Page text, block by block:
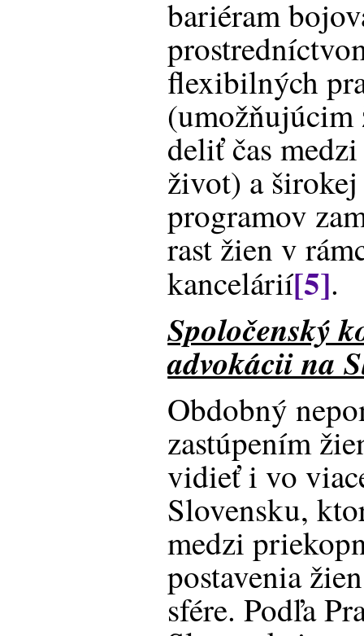
bariéram
flexibilných
(umožňujúcim
deliť čas
život) a
programov
rast žien v
kancelárií[5].
Spoločenský
advokácii na
Obdobný
zastúpením
vidieť i vo
Slovensku,
medzi
postavenia
sfére. Podľa